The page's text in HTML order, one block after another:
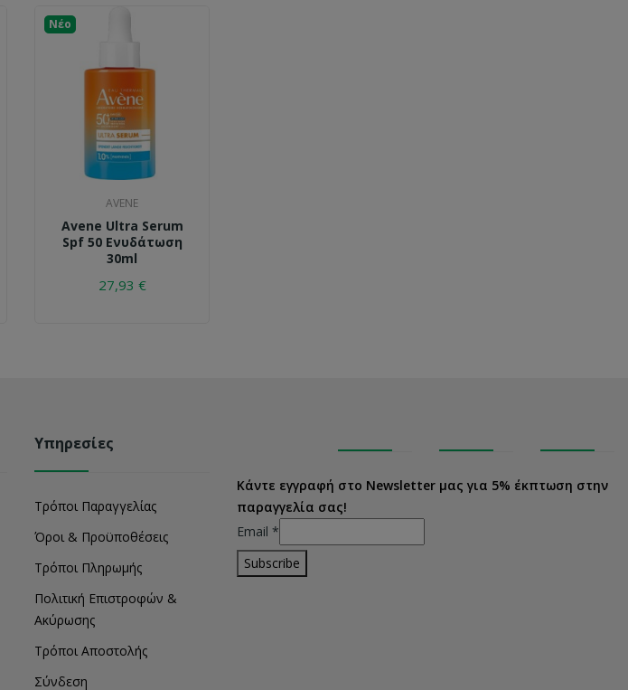
Νέο
AVENE
Avene Ultra Serum
Spf 50 Ενυδάτωση
30ml
27,93 €
Υπηρεσίες
Τρόποι Παραγγελίας
Όροι & Προϋποθέσεις
Τρόποι Πληρωμής
Πολιτική Επιστροφών &
Ακύρωσης
Τρόποι Αποστολής
Σύνδεση
Κάντε εγγραφή στο Newsletter μας για 5% έκπτωση στην
παραγγελία σας!
Email *